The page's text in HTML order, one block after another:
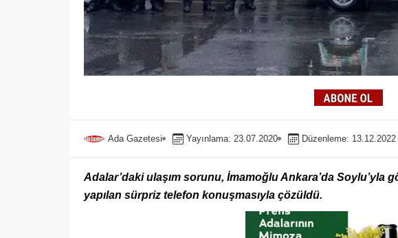
Ada Gazetesi Yayınlama: 23.07.2020 Düzenleme: 13.12.2022
Adalar’daki ulaşım sorunu, İmamoğlu Ankara’da Soylu’yla
yapılan sürpriz telefon konuşmasıyla çözüldü.